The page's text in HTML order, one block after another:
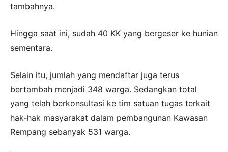
tambahnya.
Hingga saat ini, sudah 40 KK yang bergeser ke hunian
sementara.
Selain itu, jumlah yang mendaftar juga terus
bertambah menjadi 348 warga. Sedangkan total
yang telah berkonsultasi ke tim satuan tugas terkait
hak-hak masyarakat dalam pembangunan Kawasan
Rempang sebanyak 531 warga.